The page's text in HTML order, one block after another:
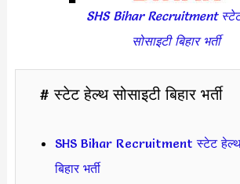
SHS Bihar Recruitment
सोसाइटी बिहार भर्ती
# स्टेट हेल्थ सोसाइटी बिहार भर्ती
SHS Bihar Recruitment स्टेट हेल्थ
बिहार भर्ती